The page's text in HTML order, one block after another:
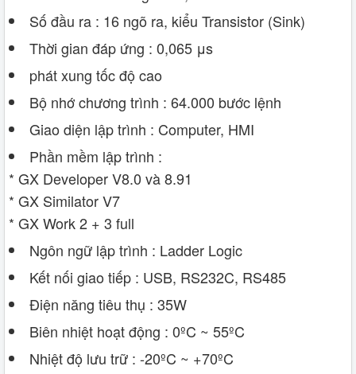
Số đầu ra : 16 ngõ ra, kiểu Transistor (Sink)
Thời gian đáp ứng : 0,065 μs
phát xung tốc độ cao
Bộ nhớ chương trình : 64.000 bước lệnh
Giao diện lập trình : Computer, HMI
Phần mềm lập trình :
* GX Developer V8.0 và 8.91
* GX Similator V7
* GX Work 2 + 3 full
Ngôn ngữ lập trình : Ladder Logic
Kết nối giao tiếp : USB, RS232C, RS485
Điện năng tiêu thụ : 35W
Biên nhiệt hoạt động : 0ºC ~ 55ºC
Nhiệt độ lưu trữ : -20ºC ~ +70ºC